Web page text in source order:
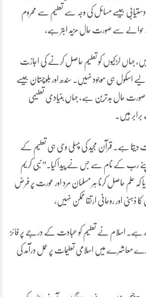
دستیابی جیسے مسائل کی وجہ سے تعلیم سے محروم
حوالے سے صورت حال مزید ابتر ہے،
جہاں لڑکیوں کو تعلیم حاصل کرنے کی اجازت
اسکول ہی موجود نہیں۔ سندھ اور بلوچستان جیسے
صورت حال بدترین ہے، جہاں بنیادی تعلیمی
ہیں۔
دیتا ہے۔ قرآن مجید کی پہلی وحی ہی تعلیم کے
رب کے نام سے جس نے پیدا کیا۔” نبی کریم
کہ علم حاصل کرنا ہر مسلمان مرد اور عورت پر فرض
ذہنی اور روحانی ارتقا ممکن نہیں،
ہے۔ اسلام نے تعلیم کو عبادت کے درجے پر فائز
معاشرے میں اسلامی تعلیمات پر عمل درآمد کی